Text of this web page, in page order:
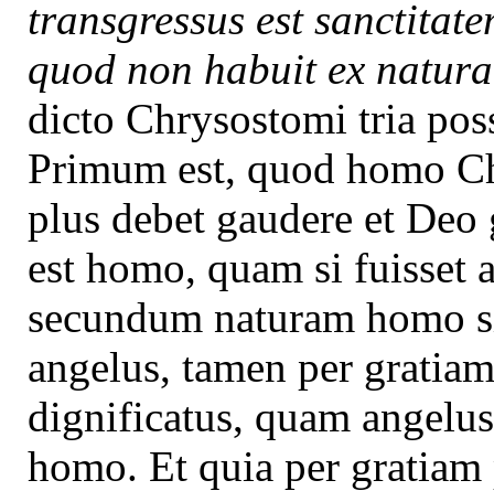
transgressus est
quod non habuit ex
dicto Chrysostomi tria
Primum est, quod homo
plus debet gaudere et
est homo, quam si fuisset
secundum naturam homo
angelus, tamen per
dignificatus, quam
homo. Et quia per